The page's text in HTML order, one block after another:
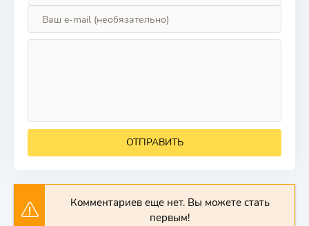
ОТПРАВИТЬ
Комментариев еще нет. Вы можете стать
первым!